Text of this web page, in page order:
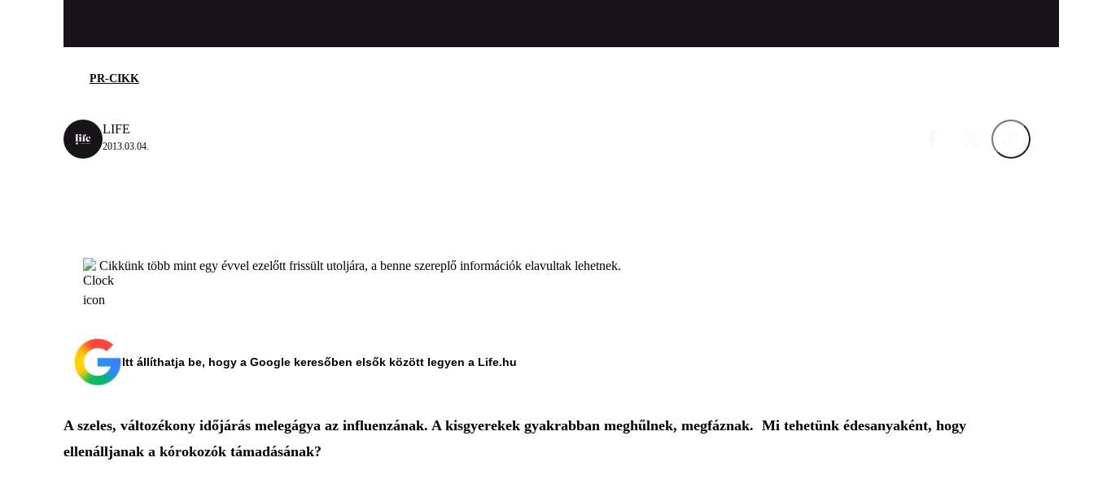
PR-CIKK
LIFE
2013.03.04.
Cikkünk több mint egy évvel ezelőtt frissült utoljára, a benne szereplő információk elavultak lehetnek.
Itt állíthatja be, hogy a Google keresőben elsők között legyen a Life.hu
A szeles, változékony időjárás melegágya az influenzának. A kisgyerekek gyakrabban meghűlnek, megfáznak. Mi tehetünk édesanyaként, hogy
ellenálljanak a kórokozók támadásának?